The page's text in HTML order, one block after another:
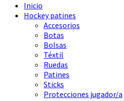
Inicio
Hockey patines
Accesorios
Botas
Bolsas
Téxtil
Ruedas
Patines
Sticks
Protecciones jugador/a